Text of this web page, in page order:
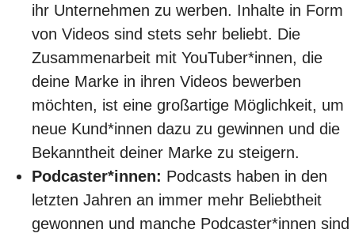
ihr Unternehmen zu werben. Inhalte in Form
von Videos sind stets sehr beliebt. Die
Zusammenarbeit mit YouTuber*innen, die
deine Marke in ihren Videos bewerben
möchten, ist eine großartige Möglichkeit, um
neue Kund*innen dazu zu gewinnen und die
Bekanntheit deiner Marke zu steigern.
Podcaster*innen: Podcasts haben in den
letzten Jahren an immer mehr Beliebtheit
gewonnen und manche Podcaster*innen sind